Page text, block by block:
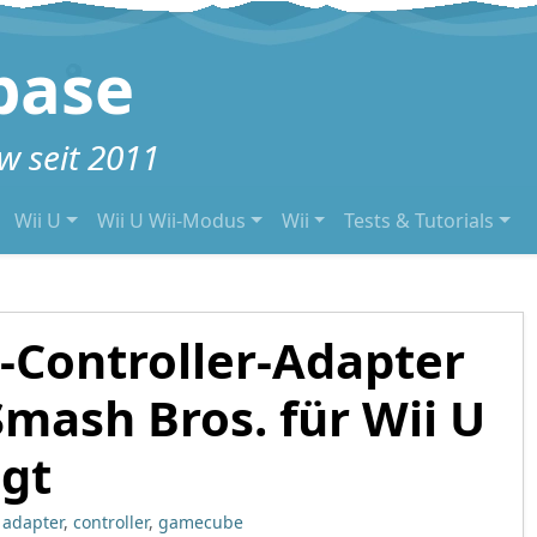
seit 2011
Wii U Wii U Wii-Modus Wii Tests & Tutorials
Controller-Adapter
Bros. für Wii U
adapter, controller, gamecube